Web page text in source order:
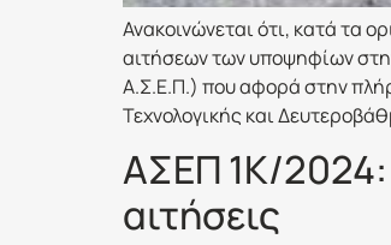
Ανακοινώνεται ότι, κατά τα
αιτήσεων των υποψηφίων
Α.Σ.Ε.Π.) που αφορά στην
Τεχνολογικής και
ΑΣΕΠ 1Κ/2024:
αιτήσεις